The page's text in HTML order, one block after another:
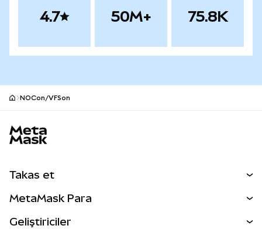
4.7 50M+ 75.8K
NOCon/VFSon
Takas et
MetaMask Para
Geliştiriciler